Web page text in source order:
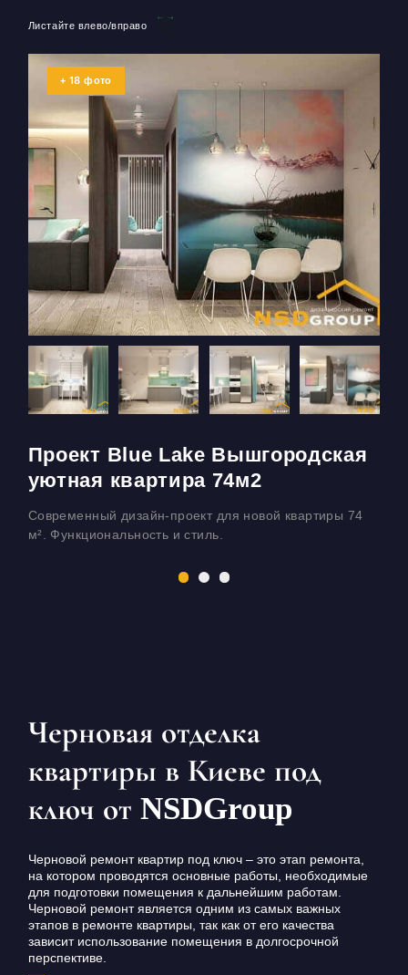
Листайте влево/вправо
+ 18 фото
Проект Blue Lake Вышгородская
уютная квартира 74м2
Современный дизайн-проект для новой квартиры 74
м². Функциональность и стиль.
Черновая отделка
квартиры в Киеве под
ключ от NSDGroup
Черновой ремонт квартир под ключ – это этап ремонта,
на котором проводятся основные работы, необходимые
для подготовки помещения к дальнейшим работам.
Черновой ремонт является одним из самых важных
этапов в ремонте квартиры, так как от его качества
зависит использование помещения в долгосрочной
перспективе.